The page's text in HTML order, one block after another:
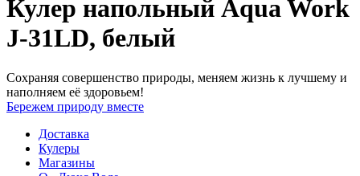
Кулер напольный Aqua Work
J-31LD, белый
Сохраняя совершенство природы, меняем жизнь к лучшему и
наполняем её здоровьем!
Бережем природу вместе
Доставка
Кулеры
Магазины